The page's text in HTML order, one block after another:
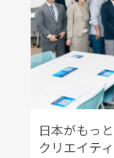
日本がもっ
クリエイテ